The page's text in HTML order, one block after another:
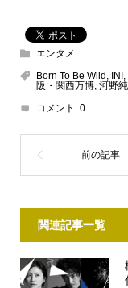
エンタメ
Born To Be Wild , INI ,
阪・関西万博, 河野
コメント: 0
関連記事一覧